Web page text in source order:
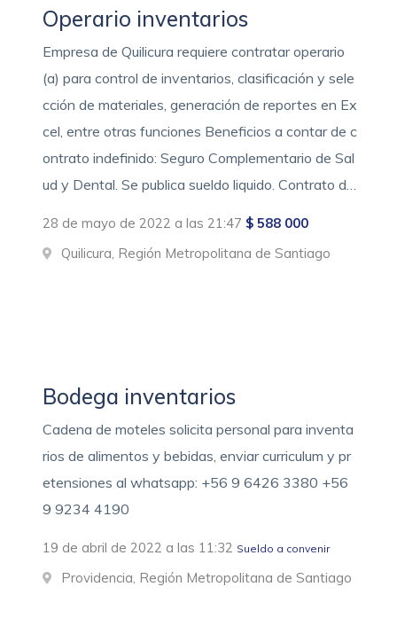
Operario inventarios
Empresa de Quilicura requiere contratar operario
(a) para control de inventarios, clasificación y sele
cción de materiales, generación de reportes en Ex
cel, entre otras funciones Beneficios a contar de c
ontrato indefinido: Seguro Complementario de Sal
ud y Dental. Se publica sueldo liquido. Contrato d…
28 de mayo de 2022 a las 21:47 $ 588 000
Quilicura, Región Metropolitana de Santiago
Bodega inventarios
Cadena de moteles solicita personal para inventa
rios de alimentos y bebidas, enviar curriculum y pr
etensiones al whatsapp: +56 9 6426 3380 +56
9 9234 4190
19 de abril de 2022 a las 11:32 Sueldo a convenir
Providencia, Región Metropolitana de Santiago